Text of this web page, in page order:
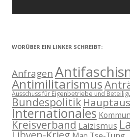
WORÜBER EIN LINKER SCHREIBT:
Anfragen
Antimilitarismus
Ausschuss für Eigenbetriebe und
Bundespolitik
Internationales
Kreisverband Laizismus